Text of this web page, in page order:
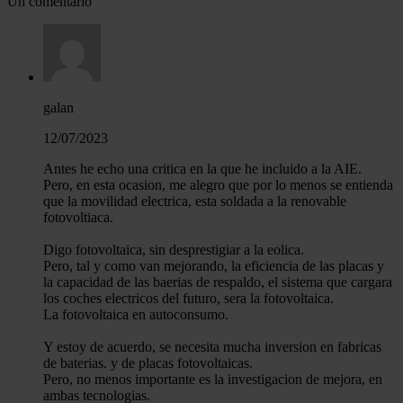
galan
12/07/2023
Antes he echo una critica en la que he incluido a la AIE.
Pero, en esta ocasion, me alegro que por lo menos se entienda
que la movilidad electrica, esta soldada a la renovable
fotovoltiaca.
Digo fotovoltaica, sin desprestigiar a la eolica.
Pero, tal y como van mejorando, la eficiencia de las placas y
la capacidad de las baerias de respaldo, el sistema que cargara
los coches electricos del futuro, sera la fotovoltaica.
La fotovoltaica en autoconsumo.
Y estoy de acuerdo, se necesita mucha inversion en fabricas
de baterias. y de placas fotovoltaicas.
Pero, no menos importante es la investigacion de mejora, en
ambas tecnologias.